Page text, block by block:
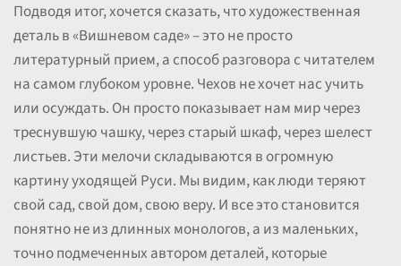
Подводя итог, хочется сказать, что художественная
деталь в «Вишневом саде» – это не просто
литературный прием, а способ разговора с читателем
на самом глубоком уровне. Чехов не хочет нас учить
или осуждать. Он просто показывает нам мир через
треснувшую чашку, через старый шкаф, через шелест
листьев. Эти мелочи складываются в огромную
картину уходящей Руси. Мы видим, как люди теряют
свой сад, свой дом, свою веру. И все это становится
понятно не из длинных монологов, а из маленьких,
точно подмеченных автором деталей, которые